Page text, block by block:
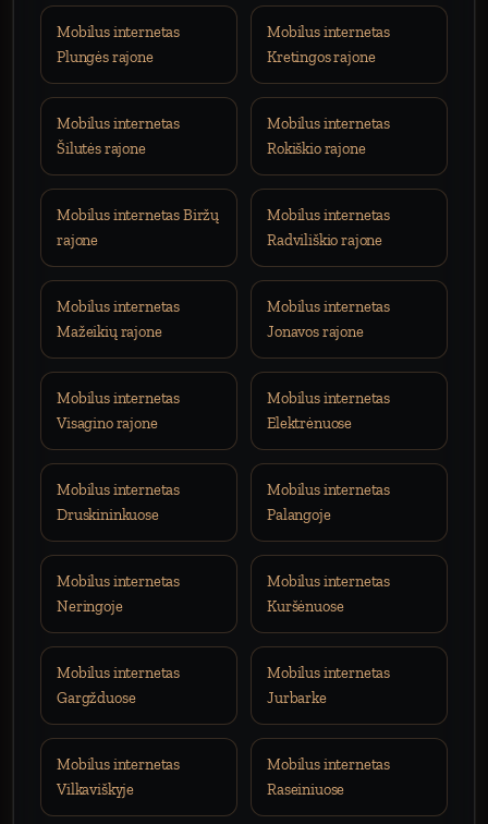
Mobilus internetas
Plungės rajone
Mobilus internetas
Kretingos rajone
Mobilus internetas
Šilutės rajone
Mobilus internetas
Rokiškio rajone
Mobilus internetas Biržų
rajone
Mobilus internetas
Radviliškio rajone
Mobilus internetas
Mažeikių rajone
Mobilus internetas
Jonavos rajone
Mobilus internetas
Visagino rajone
Mobilus internetas
Elektrėnuose
Mobilus internetas
Druskininkuose
Mobilus internetas
Palangoje
Mobilus internetas
Neringoje
Mobilus internetas
Kuršėnuose
Mobilus internetas
Gargžduose
Mobilus internetas
Jurbarke
Mobilus internetas
Vilkaviškyje
Mobilus internetas
Raseiniuose